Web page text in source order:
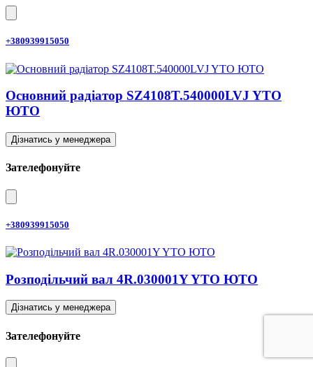
+380939915050
Основний радіатор SZ4108T.540000LVJ YTO
ЮТО
Дізнатись у менеджера
Зателефонуйте
+380939915050
Розподільчий вал 4R.030001Y YTO ЮТО
Дізнатись у менеджера
Зателефонуйте